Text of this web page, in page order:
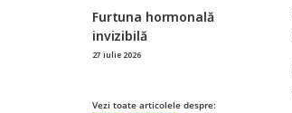
Furtuna hormonală
invizibilă
27 iulie 2026
Vezi toate articolele despre: